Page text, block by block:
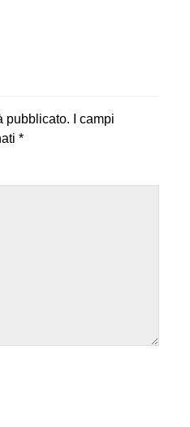
pubblicato.
I campi
*